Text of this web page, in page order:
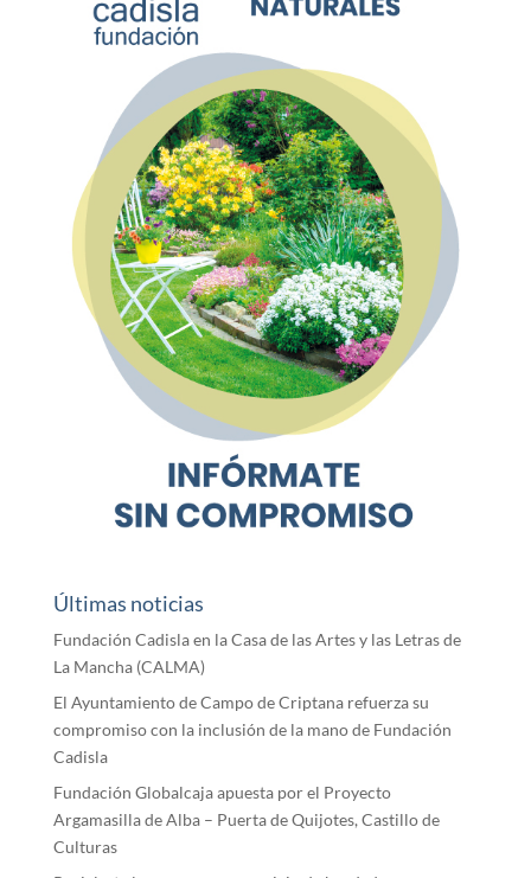
Últimas noticias
Fundación Cadisla en la Casa de las Artes y las Letras de
La Mancha (CALMA)
El Ayuntamiento de Campo de Criptana refuerza su
compromiso con la inclusión de la mano de Fundación
Cadisla
Fundación Globalcaja apuesta por el Proyecto
Argamasilla de Alba – Puerta de Quijotes, Castillo de
Culturas